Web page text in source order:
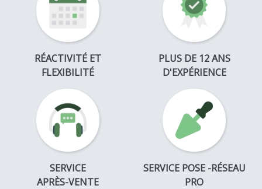
RÉACTIVITÉ ET
FLEXIBILITÉ
PLUS DE 12 ANS
D'EXPÉRIENCE
SERVICE
APRÈS-VENTE
SERVICE POSE -RÉSEAU
PRO